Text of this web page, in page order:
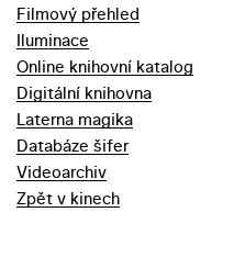
Filmový přehled
Iluminace
Online knihovní katalog
Digitální knihovna
Laterna magika
Databáze šifer
Videoarchiv
Zpět v kinech